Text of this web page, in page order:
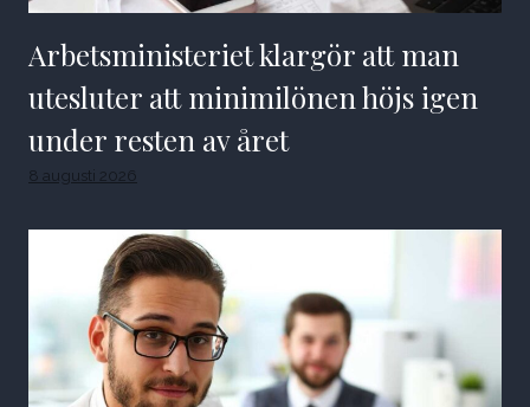
Arbetsministeriet klargör att man
utesluter att minimilönen höjs igen
under resten av året
8 augusti 2026